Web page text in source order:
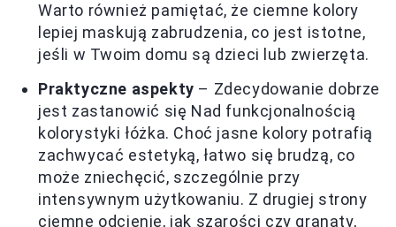
Warto również pamiętać, że ciemne kolory
lepiej maskują zabrudzenia, co jest istotne,
jeśli w Twoim domu są dzieci lub zwierzęta.
Praktyczne aspekty – Zdecydowanie dobrze
jest zastanowić się Nad funkcjonalnością
kolorystyki łóżka. Choć jasne kolory potrafią
zachwycać estetyką, łatwo się brudzą, co
może zniechęcić, szczególnie przy
intensywnym użytkowaniu. Z drugiej strony
ciemne odcienie, jak szarości czy granaty,